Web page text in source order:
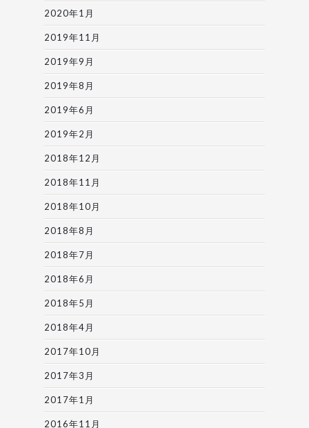
2020年1月
2019年11月
2019年9月
2019年8月
2019年6月
2019年2月
2018年12月
2018年11月
2018年10月
2018年8月
2018年7月
2018年6月
2018年5月
2018年4月
2017年10月
2017年3月
2017年1月
2016年11月